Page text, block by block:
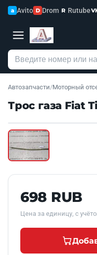
a Avito D Drom R Rutube
Автозапчасти/Моторный
Трос газа Fiat
Б/У В НАЛИЧИИ
698 RUB
Цена за единицу, с